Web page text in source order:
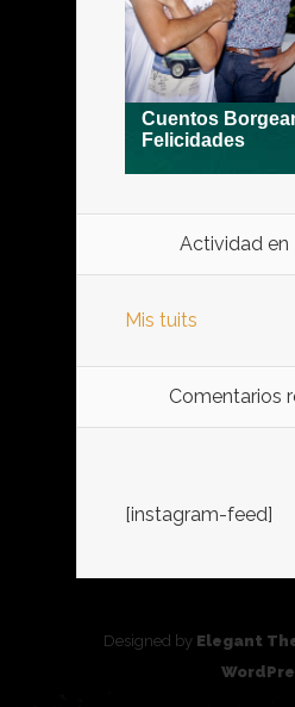
Actividad en
Mis tuits
Comentarios
[instagram-feed]
Designed by Elegant